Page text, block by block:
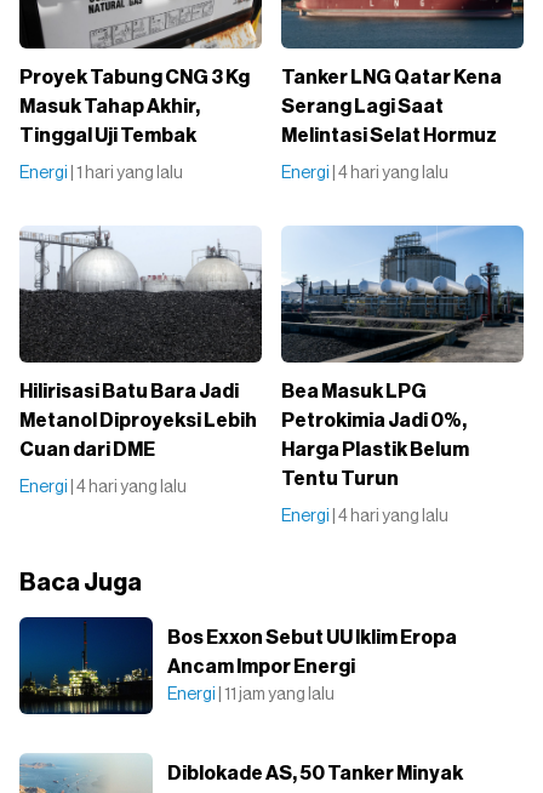
Proyek Tabung CNG 3 Kg
Masuk Tahap Akhir,
Tinggal Uji Tembak
Energi | 1 hari yang lalu
Tanker LNG Qatar Kena
Serang Lagi Saat
Melintasi Selat Hormuz
Energi | 4 hari yang lalu
Hilirisasi Batu Bara Jadi
Metanol Diproyeksi Lebih
Cuan dari DME
Energi | 4 hari yang lalu
Bea Masuk LPG
Petrokimia Jadi 0%,
Harga Plastik Belum
Tentu Turun
Energi | 4 hari yang lalu
Baca Juga
Bos Exxon Sebut UU Iklim Eropa
Ancam Impor Energi
Energi | 11 jam yang lalu
Diblokade AS, 50 Tanker Minyak